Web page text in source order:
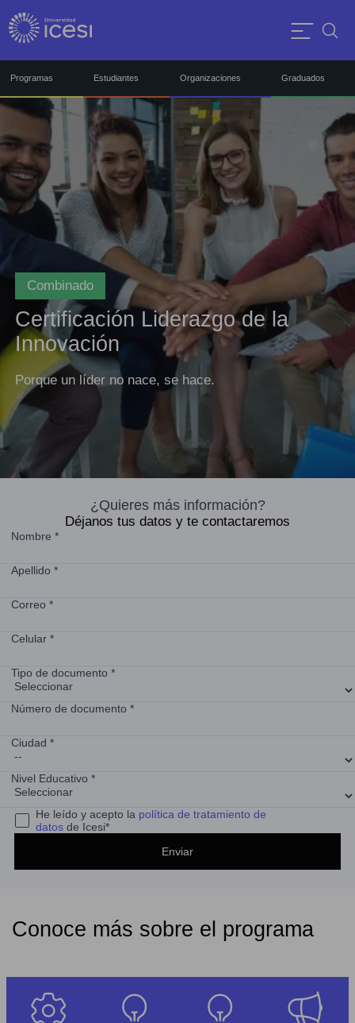
Programas Estudiantes Organizaciones Graduados
Combinado
Certificación Liderazgo de la
Innovación
Porque un líder no nace, se hace.
¿Quieres más información?
Déjanos tus datos y te contactaremos
Nombre *
Apellido *
Correo *
Celular *
Tipo de documento *
Número de documento *
Ciudad *
Nivel Educativo *
He leído y acepto la política de tratamiento de
datosde Icesi*
Conoce más sobre el programa